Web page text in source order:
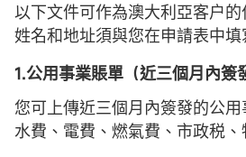
以下文件可作為澳大利亞客户
姓名和地址須與您在申請表中填
1.公用事業賬單（近三個月內簽
您可上傳近三個月內簽發的公
水費、電費、燃氣費、市政税、